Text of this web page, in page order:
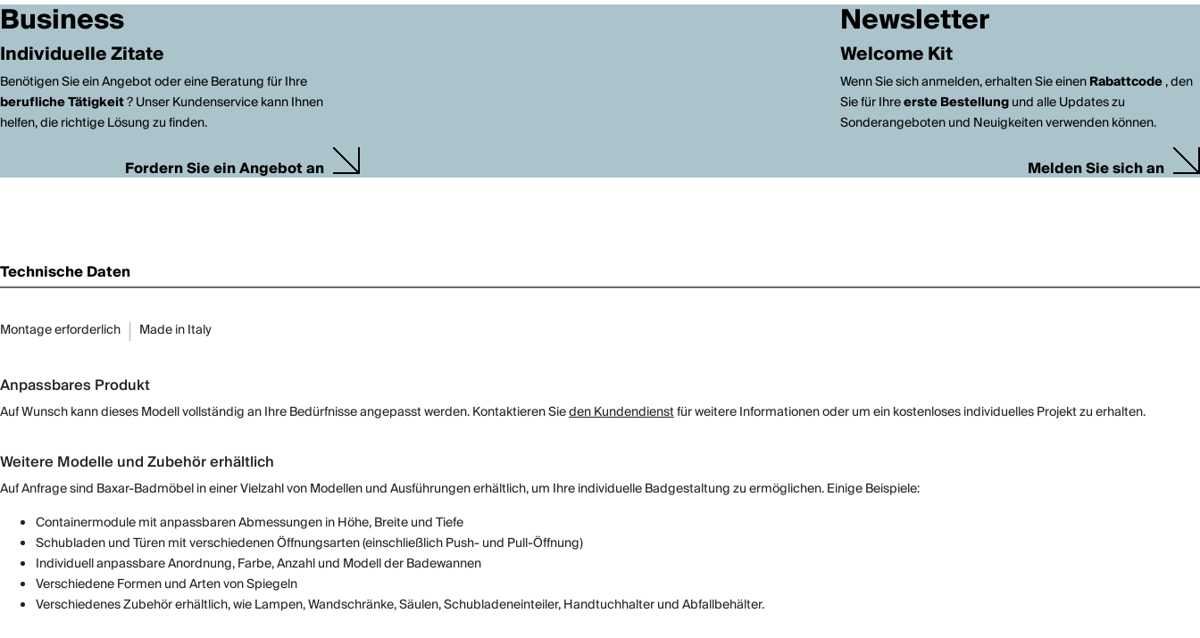
Business
Individuelle Zitate
Benötigen Sie ein Angebot oder eine Beratung für Ihre
berufliche Tätigkeit? Unser Kundenservice kann Ihnen
helfen, die richtige Lösung zu finden.
Fordern Sie ein Angebot an
Newsletter
Welcome Kit
Wenn Sie sich anmelden, erhalten Sie einenRabattcode, den
Sie für Ihreerste Bestellungund alle Updates zu
Sonderangeboten und Neuigkeiten verwenden können.
Melden Sie sich an
Technische Daten
Montage erforderlich Made in Italy
Anpassbares Produkt
Auf Wunsch kann dieses Modell vollständig an Ihre Bedürfnisse angepasst werden. Kontaktieren Sieden Kundendienstfür weitere Informationen oder um ein kostenloses individuelles Projekt zu erhalten.
Weitere Modelle und Zubehör erhältlich
Auf Anfrage sind Baxar-Badmöbel in einer Vielzahl von Modellen und Ausführungen erhältlich, um Ihre individuelle Badgestaltung zu ermöglichen. Einige Beispiele:
Containermodule mit anpassbaren Abmessungen in Höhe, Breite und Tiefe
Schubladen und Türen mit verschiedenen Öffnungsarten (einschließlich Push- und Pull-Öffnung)
Individuell anpassbare Anordnung, Farbe, Anzahl und Modell der Badewannen
Verschiedene Formen und Arten von Spiegeln
Verschiedenes Zubehör erhältlich, wie Lampen, Wandschränke, Säulen, Schubladeneinteiler, Handtuchhalter und Abfallbehälter.